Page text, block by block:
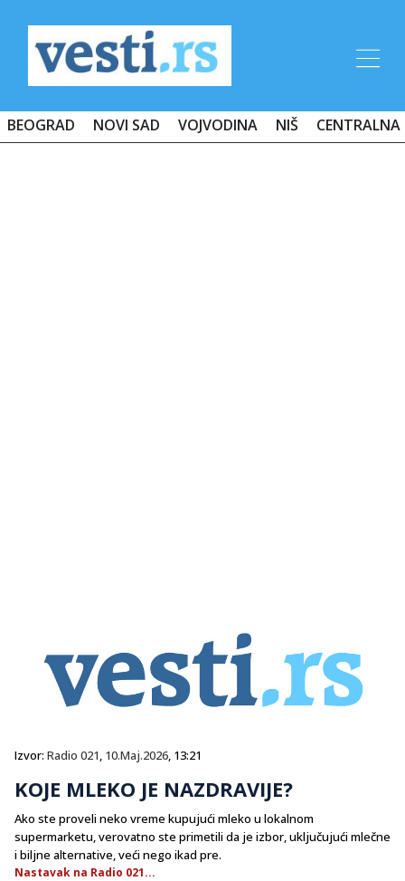
BEOGRAD NOVI SAD VOJVODINA NIŠ CENTRALNA
Izvor: Radio 021, 10.Maj.2026, 13:21
KOJE MLEKO JE NAZDRAVIJE?
Ako ste proveli neko vreme kupujući mleko u lokalnom
supermarketu, verovatno ste primetili da je izbor, uključujući mlečne
i biljne alternative, veći nego ikad pre.
Nastavak na Radio 021...